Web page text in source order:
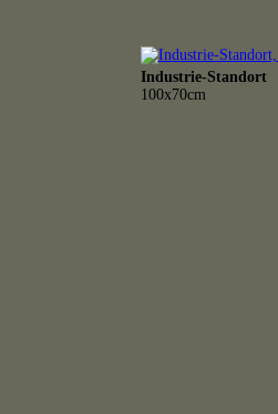
Industrie-Standort
100x70cm